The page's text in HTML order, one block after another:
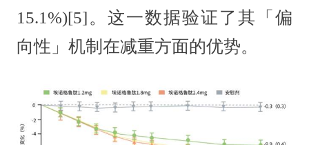
15.1%)[5]。这一数据验证了其「偏
向性」机制在减重方面的优势。